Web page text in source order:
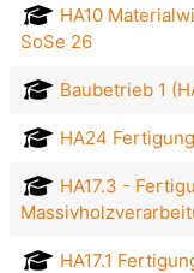
HA10
SoSe 26
Baubetrieb 1
HA24
HA17.3 -
HA17.1